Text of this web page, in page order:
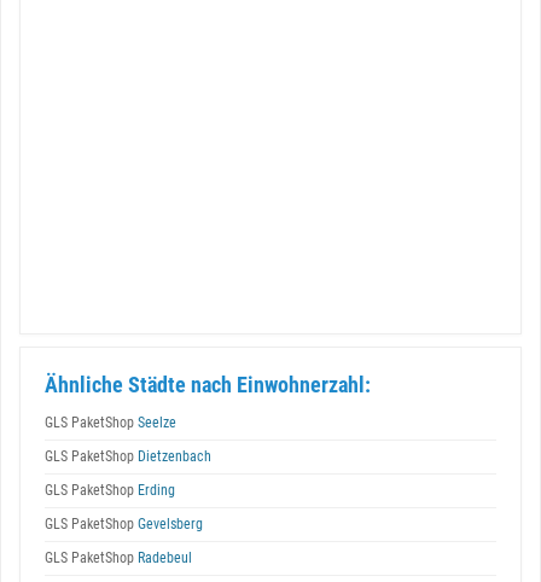
Ähnliche Städte nach Einwohnerzahl:
GLS PaketShop Seelze
GLS PaketShop Dietzenbach
GLS PaketShop Erding
GLS PaketShop Gevelsberg
GLS PaketShop Radebeul